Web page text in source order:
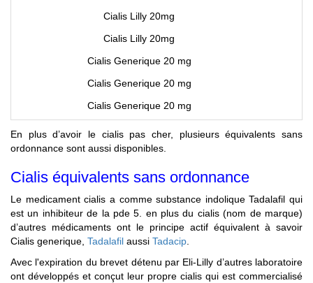
Cialis Lilly 20mg
Cialis Lilly 20mg
Cialis Generique 20 mg
Cialis Generique 20 mg
Cialis Generique 20 mg
En plus d’avoir le cialis pas cher, plusieurs équivalents sans
ordonnance sont aussi disponibles.
Cialis équivalents sans ordonnance
Le medicament cialis a comme substance indolique Tadalafil qui
est un inhibiteur de la pde 5. en plus du cialis (nom de marque)
d’autres médicaments ont le principe actif équivalent à savoir
Cialis generique, Tadalafil aussi Tadacip
Avec l'expiration du brevet détenu par Eli-Lilly d’autres laboratoire
ont développés et conçut leur propre cialis qui est commercialisé